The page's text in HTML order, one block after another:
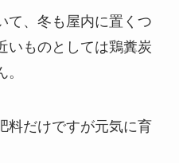
て、冬も屋内に置くつ
いものとしては鶏糞炭
料だけですが元気に育